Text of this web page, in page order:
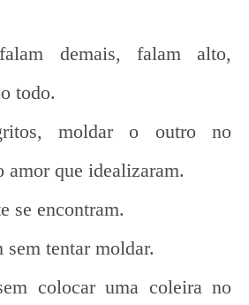
demais, falam alto,
todo.
moldar o outro no
amor que idealizaram.
se encontram.
sem tentar moldar.
colocar uma coleira no